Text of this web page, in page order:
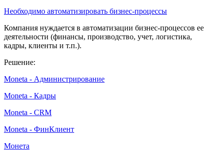
Необходимо автоматизировать бизнес-процессы
Компания нуждается в автоматизации бизнес-процессов ее
деятельности (финансы, производство, учет, логистика,
кадры, клиенты и т.п.).
Решение:
Moneta - Администрирование
Moneta - Кадры
Moneta - CRM
Moneta - ФинКлиент
Монета